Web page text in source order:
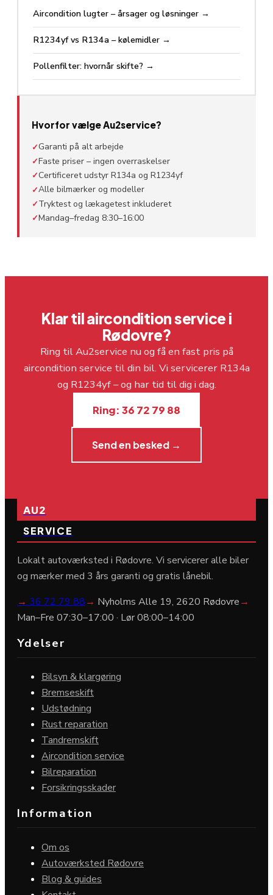
Aircondition lugter – årsager og løsninger →
R1234yf vs R134a – kølemidler →
Pollenfilter: hvornår skifte? →
Hvorfor vælge Au2service?
✓Garanti på alt arbejde
✓Faste priser – ingen overraskelser
✓Certificeret udstyr R134a og R1234yf
✓Alle bilmærker og modeller
✓Tryktest og lækagetest inkluderet
✓Mandag–fredag 8:30–16:00
Klar til aircondition service i
Rødovre?
Ring til Au2service nu og få en fast pris på
aircondition service til din bil. Vi servicerer R134a
og R1234yf – og har tid til dig i dag.
Ring: 36 72 79 88
Send en besked →
AU2
SERVICE
Lokalt autoværksted i Rødovre. Vi servicerer alle biler
og mærker med 3 års garanti og gratis lånebil.
→ 36 72 79 88→ Nyholms Alle 19, 2620 Rødovre→
Man–Fre 07:30–17:00 · Lør 08:00–14:00
Ydelser
Bilsyn & klargøring
Bremseskift
Udstødning
Rust reparation
Tandremskift
Aircondition service
Bilreparation
Forsikringsskader
Information
Om os
Autoværksted Rødovre
Blog & guides